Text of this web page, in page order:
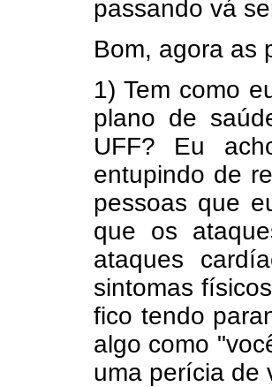
passando vá
Bom, agora as
1) Tem como
plano de
UFF? Eu
entupindo de
pessoas que
que os
ataques
sintomas
fico tendo
algo como
uma perícia de